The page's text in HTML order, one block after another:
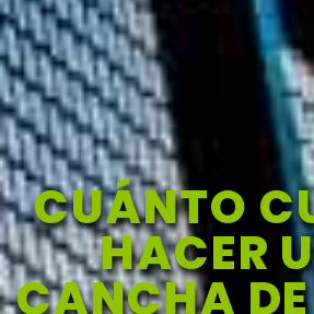
CUÁNTO
HACER
CANCHA